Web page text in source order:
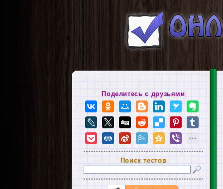
Поделитесь с друзьями
Поиск тестов